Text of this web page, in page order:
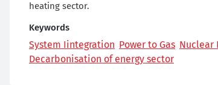
heating sector.
Keywords
System Iintegration Power to Gas Nuclear
Decarbonisation of energy sector